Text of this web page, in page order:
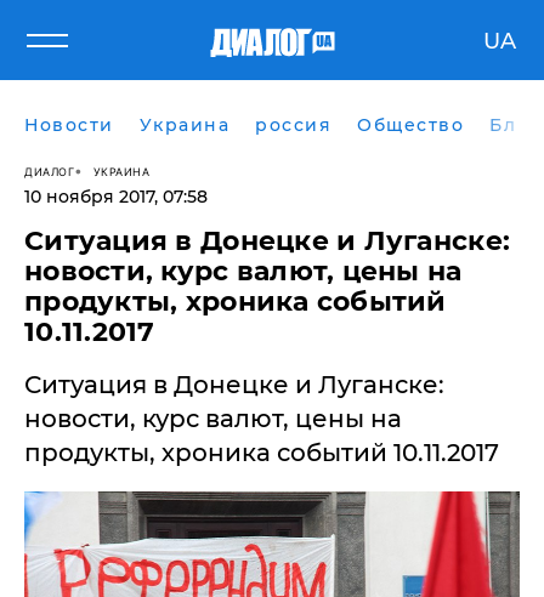
UA
Новости Украина россия Общество
ДИАЛОГ УКРАИНА
10 ноября 2017, 07:58
Ситуация в Донецке и Луганске:
новости, курс валют, цены на
продукты, хроника событий
10.11.2017
Ситуация в Донецке и Луганске:
новости, курс валют, цены на
продукты, хроника событий 10.11.2017